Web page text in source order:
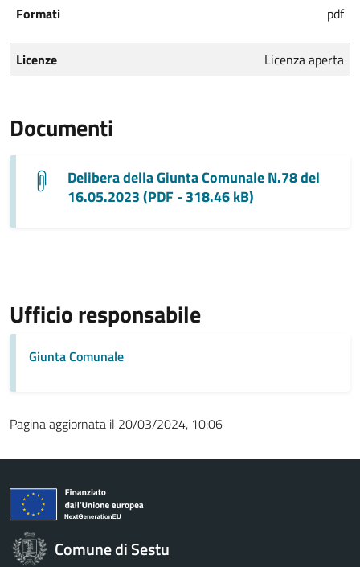
Formati
pdf
Licenze Licenza aperta
Documenti
Delibera della Giunta Comunale N.78 del
16.05.2023 (PDF - 318.46 kB)
Ufficio responsabile
Giunta Comunale
Pagina aggiornata il 20/03/2024, 10:06
Comune di Sestu